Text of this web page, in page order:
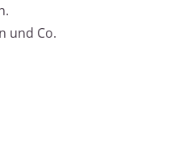
und Co.